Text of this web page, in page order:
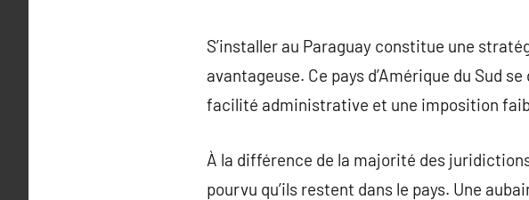
S’installer au Paraguay constitue une
avantageuse. Ce pays d’Amérique du Sud
facilité administrative et une imposition
À la différence de la majorité des
pourvu qu’ils restent dans le pays. Une